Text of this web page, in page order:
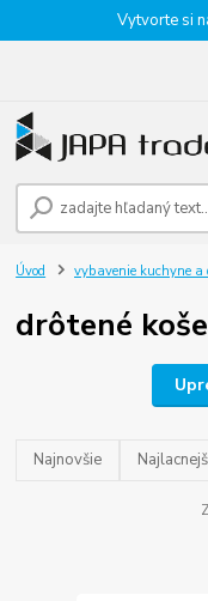
Vytvorte si
Úvod vybavenie kuchyne a
drôtené
Najnovšie